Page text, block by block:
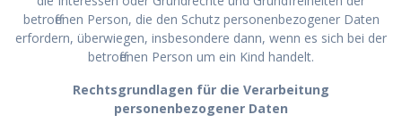
betroffenen Person, die den Schutz personenbezogener Daten
erfordern, überwiegen, insbesondere dann, wenn es sich bei der
betroffenen Person um ein Kind handelt.
Rechtsgrundlagen für die Verarbeitung
personenbezogener Daten